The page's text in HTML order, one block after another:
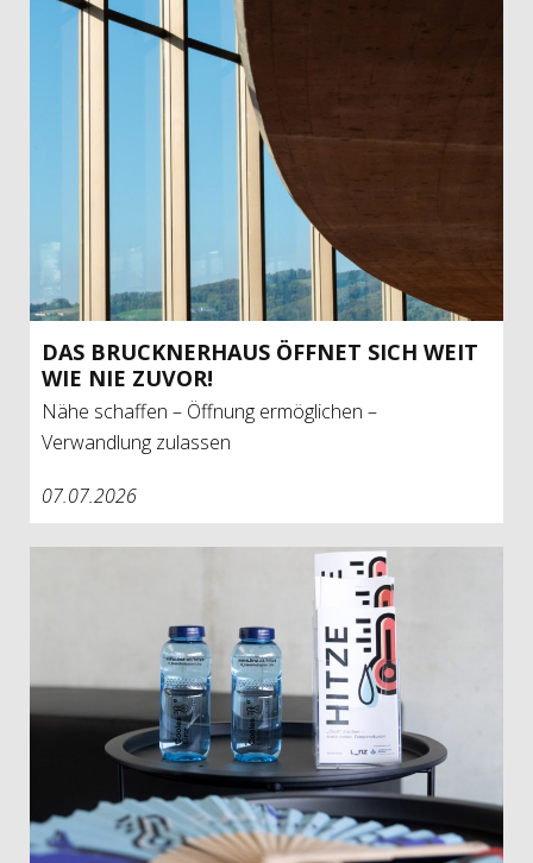
DAS BRUCK­NER­HAUS ÖFF­NET SICH WEIT
WIE NIE ZUVOR!
Nähe schaffen – Öffnung ermöglichen –
Verwandlung zulassen
07.07.2026